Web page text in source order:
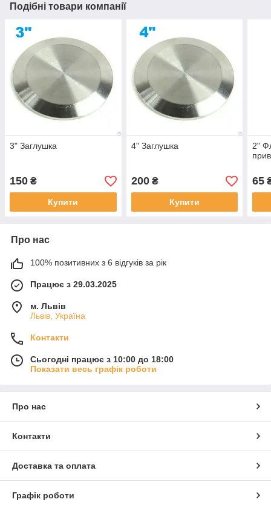
Подібні товари компанії
3" Заглушка
150 ₴
Купити
4" Заглушка
200₴
Купити
2"
65
Про нас
100% позитивних з 6 відгуків за рік
Працює з 29.03.2025
м. Львів
Львів, Україна
Контакти
Сьогодні працює з 10:00 до 18:00
Показати весь графік роботи
Про нас
Контакти
Доставка та оплата
Графік роботи